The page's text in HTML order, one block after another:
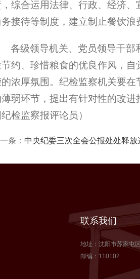
综合运用法律、行政、经济
接待等制度，建立制止餐饮浪
各级领导机关、党员领导干
约、珍惜粮食的优良作风，
浓厚氛围。纪检监察机关要
弱环节，提出有针对性的改
检监察报评论员）
条： 中央纪委三次全会公报处处释
联系我们
地址：沈阳市苏家屯
邮编：110102